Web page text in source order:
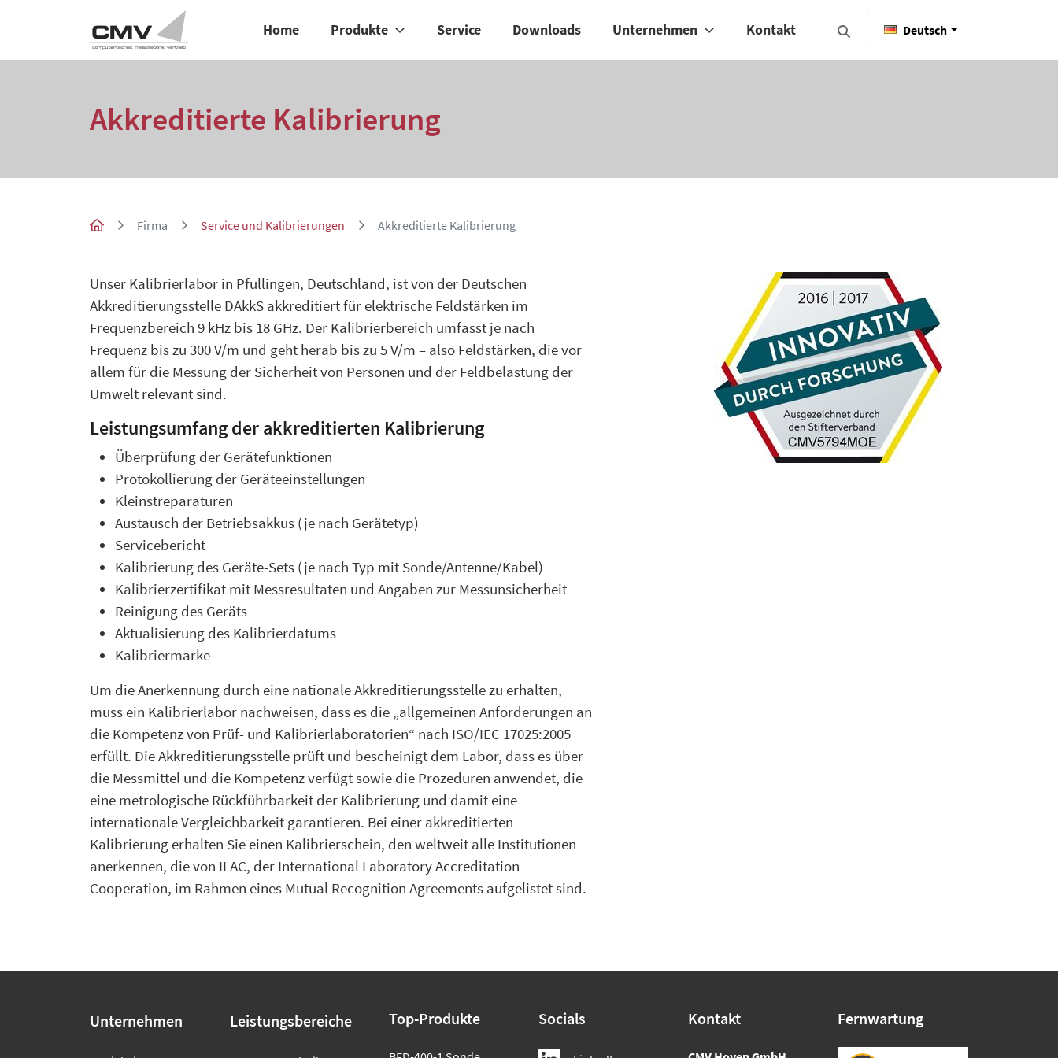
Home Produkte Service Downloads Unternehmen Kontakt Deutsch
Akkreditierte Kalibrierung
Firma Service und Kalibrierungen Akkreditierte Kalibrierung
Unser Kalibrierlabor in Pfullingen, Deutschland, ist von der Deutschen
Akkreditierungsstelle DAkkS akkreditiert für elektrische Feldstärken im
Frequenzbereich 9 kHz bis 18 GHz. Der Kalibrierbereich umfasst je nach
Frequenz bis zu 300 V/m und geht herab bis zu 5 V/m – also Feldstärken, die vor
allem für die Messung der Sicherheit von Personen und der Feldbelastung der
Umwelt relevant sind.
Leistungsumfang der akkreditierten Kalibrierung
Überprüfung der Gerätefunktionen
Protokollierung der Geräteeinstellungen
Kleinstreparaturen
Austausch der Betriebsakkus (je nach Gerätetyp)
Servicebericht
Kalibrierung des Geräte-Sets (je nach Typ mit Sonde/Antenne/Kabel)
Kalibrierzertifikat mit Messresultaten und Angaben zur Messunsicherheit
Reinigung des Geräts
Aktualisierung des Kalibrierdatums
Kalibriermarke
Um die Anerkennung durch eine nationale Akkreditierungsstelle zu erhalten,
muss ein Kalibrierlabor nachweisen, dass es die „allgemeinen Anforderungen an
die Kompetenz von Prüf- und Kalibrierlaboratorien“ nach ISO/IEC 17025:2005
erfüllt. Die Akkreditierungsstelle prüft und bescheinigt dem Labor, dass es über
die Messmittel und die Kompetenz verfügt sowie die Prozeduren anwendet, die
eine metrologische Rückführbarkeit der Kalibrierung und damit eine
internationale Vergleichbarkeit garantieren. Bei einer akkreditierten
Kalibrierung erhalten Sie einen Kalibrierschein, den weltweit alle Institutionen
anerkennen, die von ILAC, der International Laboratory Accreditation
Cooperation, im Rahmen eines Mutual Recognition Agreements aufgelistet sind.
Unternehmen Leistungsbereiche Top-Produkte Socials Kontakt Fernwartung